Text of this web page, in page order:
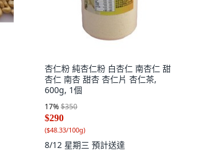
杏仁粉 純杏仁粉 白杏仁 南杏仁 甜
杏仁 南杏 甜杏 杏仁片 杏仁茶,
600g, 1個
17%$350
$290
($48.33/100g)
8/12 星期三 預計送達